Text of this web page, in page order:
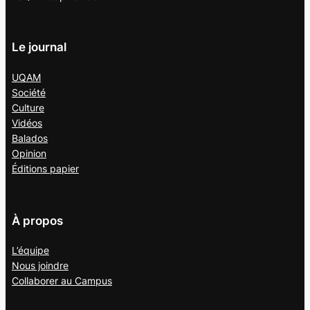
Le journal
UQAM
Société
Culture
Vidéos
Balados
Opinion
Éditions papier
À propos
L’équipe
Nous joindre
Collaborer au Campus